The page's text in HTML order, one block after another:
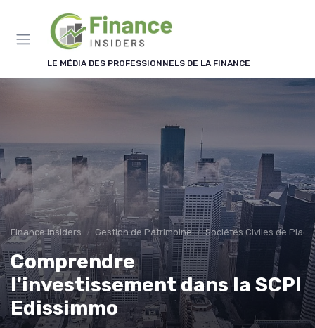
LE MÉDIA DES PROFESSIONNELS DE LA FINANCE
Finance Insiders Gestion de Patrimoine Sociétés Civiles de
Comprendre
l'investissement dans la SCPI
Edissimmo